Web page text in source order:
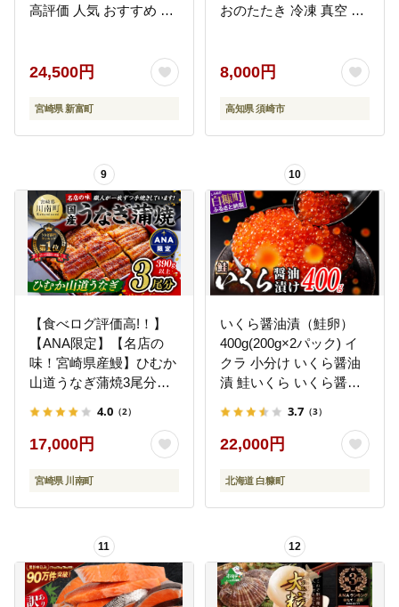
高評価 人気 おすすめ 冷
スピード便【C388-840-
24,500円
宮崎県 新富町
おのたたき 冷凍 真空 小
品 カツオ 鰹 刺身 魚 高
8,000円
高知県 須崎市
9
【食べログ評価高!！】
【ANA限定】【名店の
味！宮崎県産鰻】ひむか
山道うなぎ蒲焼3尾分
ぎ ウナギ 鰻 】 [B08411]
4.0 （2）
17,000円
宮崎県 川南町
10
いくら醤油漬（鮭卵）
400g(200g×2パック) イ
クラ 小分け いくら醤油
漬 鮭いくら いくら醤油
いくら 冷凍いくら いく
ら北海道 醤油鮭いくら
人気 大好評品 北海道 白
糠町_K022-1676
3.7 （3）
22,000円
北海道 白糠町
11 12